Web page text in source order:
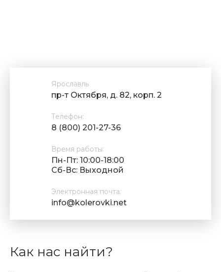
Ярославль
пр-т Октября, д. 82, корп. 2
Телефон:
8 (800) 201-27-36
Время работы:
Пн-Пт: 10:00-18:00
Cб-Вс: Выходной
Электронная почта:
info@kolerovki.net
Как нас найти?